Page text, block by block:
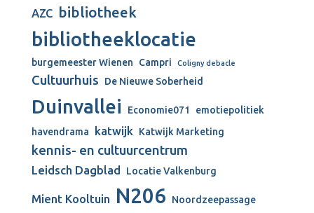
AZC bibliotheek
bibliotheeklocatie
burgemeester Wienen Campri Coligny debacle
Cultuurhuis De Nieuwe Soberheid
Duinvallei Economie071
emotiepolitiek
havendrama
katwijk Katwijk Marketing
kennis- en cultuurcentrum
Leidsch Dagblad Locatie Valkenburg
Mient Kooltuin N206 Noordzeepassage